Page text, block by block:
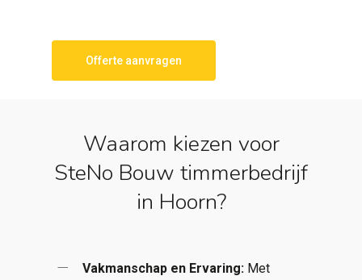
Offerte aanvragen
Waarom kiezen voor
SteNo Bouw timmerbedrijf
in Hoorn?
Vakmanschap en Ervaring: Met